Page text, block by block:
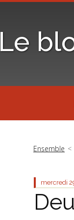
Le
Ensemble
mercredi